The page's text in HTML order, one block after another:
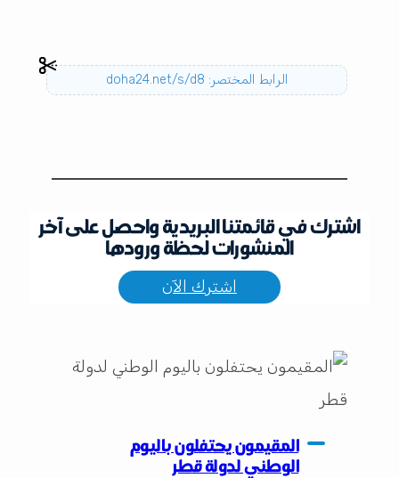
الرابط المختصر: doha24.net/s/d8
اشترك في قائمتنا البريدية واحصل على آخر
المنشورات لحظة ورودها
اشترك الآن
المقيمون يحتفلون باليوم
الوطني لدولة قطر